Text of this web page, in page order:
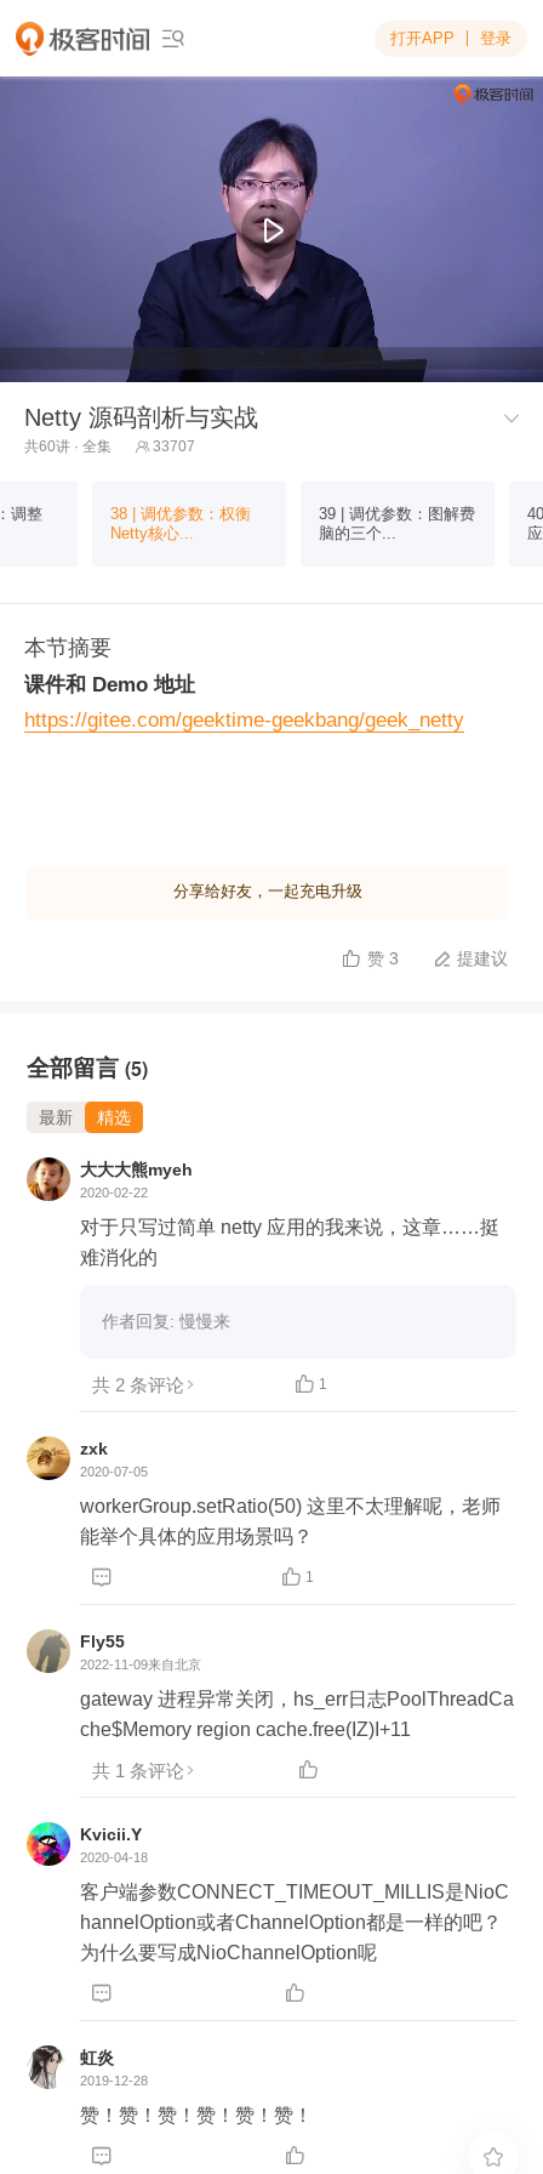
 打开APP 登录
Netty 源码剖析与实战 
共60讲 · 全集  33707
调整
38 | 调优参数：权衡
Netty核心...
39 | 调优参数：图解费
脑的三个...
本节摘要
课件和 Demo 地址
https://gitee.com/geektime-geekbang/geek_netty
分享给好友，一起充电升级
 赞 3  提建议
全部留言 (5)
最新 精选
大大大熊myeh
2020-02-22
对于只写过简单 netty 应用的我来说，这章……挺
难消化的
作者回复: 慢慢来
共 2 条评论  1
zxk
2020-07-05
workerGroup.setRatio(50) 这里不太理解呢，老师
能举个具体的应用场景吗？
  1
Fly55
2022-11-09来自北京
gateway 进程异常关闭，hs_err日志PoolThreadCa
che$Memory region cache.free(IZ)I+11
共 1 条评论

Kvicii.Y
2020-04-18
客户端参数CONNECT_TIMEOUT_MILLIS是NioC
hannelOption或者ChannelOption都是一样的吧？
为什么要写成NioChannelOption呢
 
虹炎
2019-12-28
赞！赞！赞！赞！赞！赞！
  